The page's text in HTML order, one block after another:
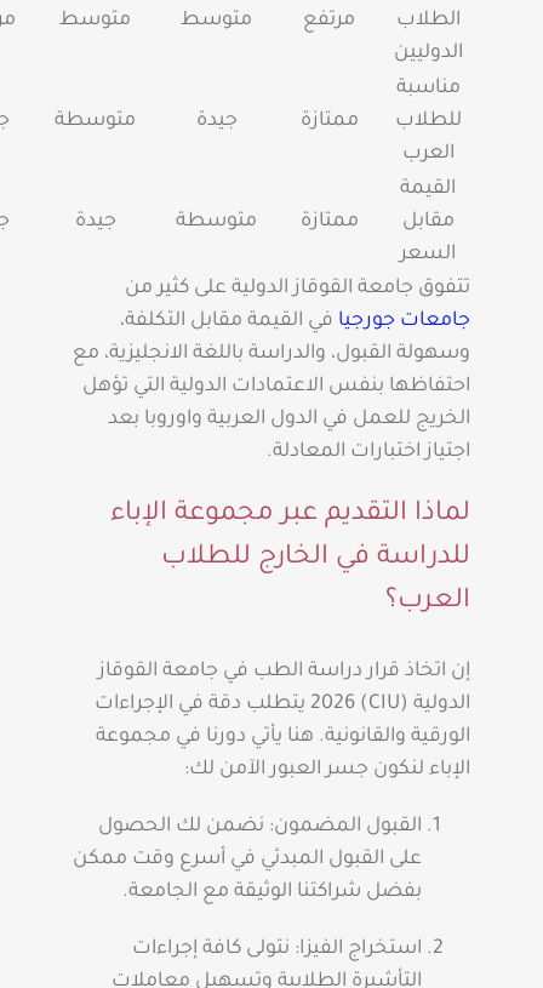
الطلاب
الدوليين
مرتفع متوسط متوسط
مناسبة
للطلاب
العرب
ممتازة جيدة متوسطة
القيمة
مقابل
السعر
ممتازة متوسطة جيدة
تتفوق جامعة القوقاز الدولية على كثير من
جامعات جورجيا في القيمة مقابل التكلفة،
وسهولة القبول، والدراسة باللغة الانجليزية، مع
احتفاظها بنفس الاعتمادات الدولية التي تؤهل
الخريج للعمل في الدول العربية واوروبا بعد
اجتياز اختبارات المعادلة.
لماذا التقديم عبر مجموعة الإباء
للدراسة في الخارج للطلاب
العرب؟
إن اتخاذ قرار دراسة الطب في جامعة القوقاز
الدولية (CIU) 2026 يتطلب دقة في الإجراءات
الورقية والقانونية. هنا يأتي دورنا في مجموعة
الإباء لنكون جسر العبور الآمن لك:
القبول المضمون: نضمن لك الحصول
على القبول المبدئي في أسرع وقت ممكن
بفضل شراكتنا الوثيقة مع الجامعة.
استخراج الفيزا: نتولى كافة إجراءات
التأشيرة الطلابية وتسهيل معاملات